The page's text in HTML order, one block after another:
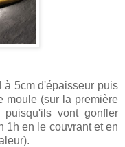
à 5cm d'épaisseur puis
moule (sur la première
vont gonfler
1h en le couvrant et en